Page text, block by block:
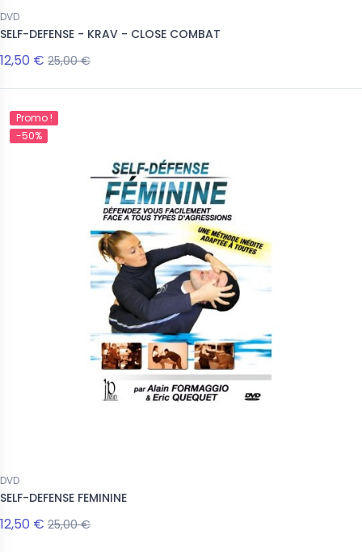
DVD
SELF-DEFENSE - KRAV - CLOSE COMBAT
12,50 € 25,00 €
Promo !
-50%
DVD
SELF-DEFENSE FEMININE
12,50 € 25,00 €